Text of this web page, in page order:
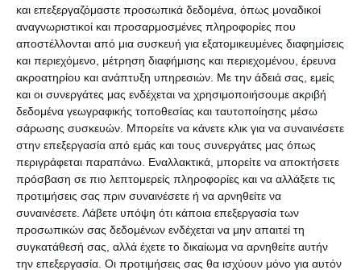
και επεξεργαζόμαστε προσωπικά δεδομένα, όπως μοναδικοί
αναγνωριστικοί και προσαρμοσμένες πληροφορίες που
αποστέλλονται από μια συσκευή για εξατομικευμένες διαφημίσεις
και περιεχόμενο, μέτρηση διαφήμισης και περιεχομένου, έρευνα
ακροατηρίου και ανάπτυξη υπηρεσιών. Με την άδειά σας, εμείς
και οι συνεργάτες μας ενδέχεται να χρησιμοποιήσουμε ακριβή
δεδομένα γεωγραφικής τοποθεσίας και ταυτοποίησης μέσω
σάρωσης συσκευών. Μπορείτε να κάνετε κλικ για να συναινέσετε
στην επεξεργασία από εμάς και τους συνεργάτες μας όπως
περιγράφεται παραπάνω. Εναλλακτικά, μπορείτε να αποκτήσετε
πρόσβαση σε πιο λεπτομερείς πληροφορίες και να αλλάξετε τις
προτιμήσεις σας πριν συναινέσετε ή να αρνηθείτε να
συναινέσετε. Λάβετε υπόψη ότι κάποια επεξεργασία των
προσωπικών σας δεδομένων ενδέχεται να μην απαιτεί τη
συγκατάθεσή σας, αλλά έχετε το δικαίωμα να αρνηθείτε αυτήν
την επεξεργασία. Οι προτιμήσεις σας θα ισχύουν μόνο για αυτόν
κοινωνία.
«Ως δημοτικός σύμβουλος ήταν ο μόνος που έκανε
δημιουργική δυναμική και τίμια αντιπολίτευση»
ανέφερε μεταξύ άλλων, σημειώνοντας πως την
θυμίζει σε πολλά τονΜπούμπη .
Ο υποψήφιος ΔήμαρχοςΑντώνης Κασσιμάτης
ανακοίνωσε τα ονόματα των συνυποψηφίων του
και συγκεκριμένα πρόκειται για τουςΒυθούλκα
Παναγιώτη, εκπαιδευτικό,Γκλαβά- Σμαραγδή
Διονυσία, εκαπιδευτικό,Δερνίκα Νίκη